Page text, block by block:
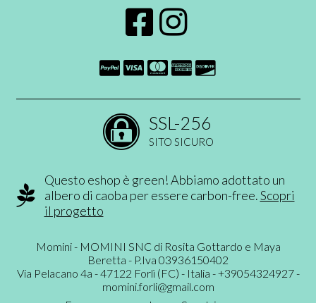
SSL-256
SITO SICURO
Questo eshop è green! Abbiamo adottato un
albero di caoba per essere carbon-free.Scopri
il progetto
Momini - MOMINI SNC di Rosita Gottardo e Maya
Beretta - P.Iva 03936150402
Via Pelacano 4a - 47122 Forlì (FC) - Italia - +39054324927 -
momini.forli@gmail.com